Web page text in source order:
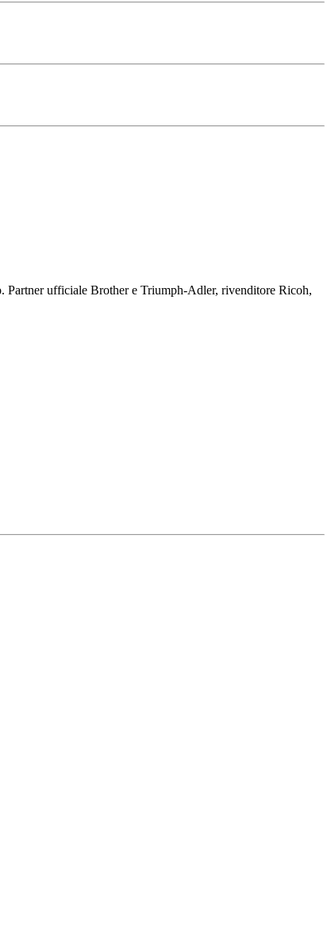
ufficiale Brother e Triumph-Adler, rivenditore Ricoh,